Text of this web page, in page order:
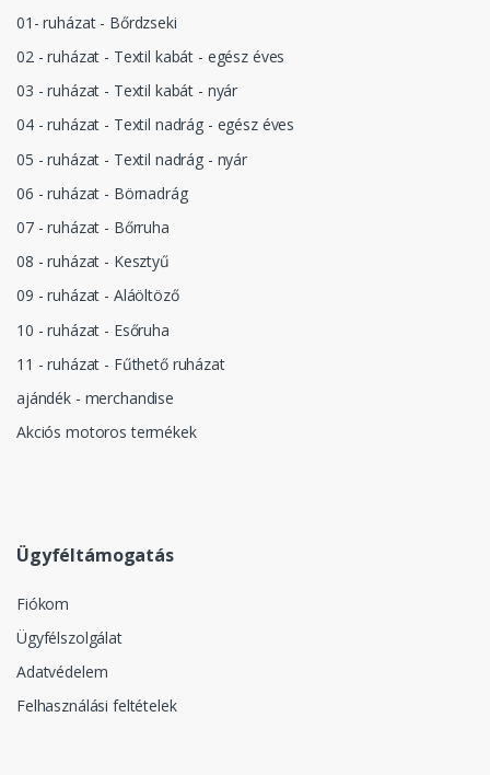
01- ruházat - Bőrdzseki
02 - ruházat - Textil kabát - egész éves
03 - ruházat - Textil kabát - nyár
04 - ruházat - Textil nadrág - egész éves
05 - ruházat - Textil nadrág - nyár
06 - ruházat - Börnadrág
07 - ruházat - Bőrruha
08 - ruházat - Kesztyű
09 - ruházat - Aláöltöző
10 - ruházat - Esőruha
11 - ruházat - Fűthető ruházat
ajándék - merchandise
Akciós motoros termékek
Ügyféltámogatás
Fiókom
Ügyfélszolgálat
Adatvédelem
Felhasználási feltételek